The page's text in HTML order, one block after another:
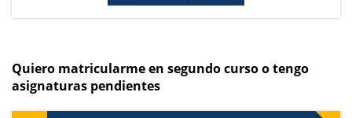
Quiero matricularme en segundo curso o tengo
asignaturas pendientes